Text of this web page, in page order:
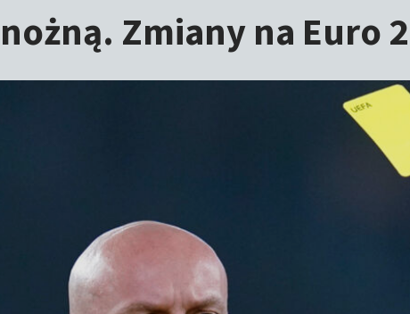
Zmiany na Euro